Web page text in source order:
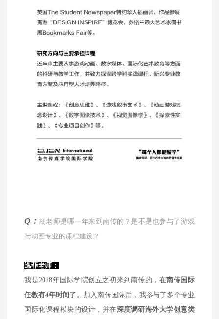
Q： 杨老师是哪一年来到南传的？是不是也参与了游戏
与动画专业的课程建设？
逸菲老师：
我是2018年国际学院创立之初来到南传的， 在南传国际
任教有4年时间了。 加入南传国际后，我参与了多个专业
国际化课程模块的设计，并在深度调研海外大学创意类